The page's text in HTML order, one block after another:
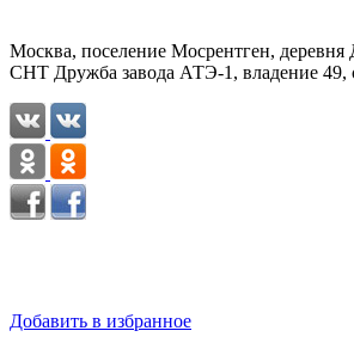
Москва, поселение Мосрентген, деревня
СНТ Дружба завода АТЭ-1, владение 49,
Добавить в избранное